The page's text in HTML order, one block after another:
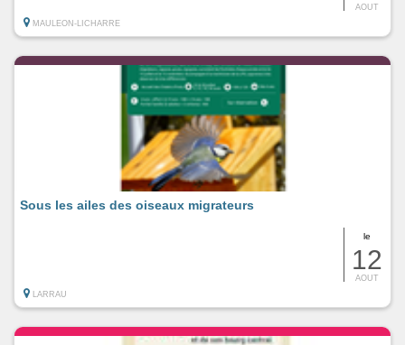
AOUT
MAULEON-LICHARRE
le
12
AOUT
Sous les ailes des oiseaux migrateurs
LARRAU